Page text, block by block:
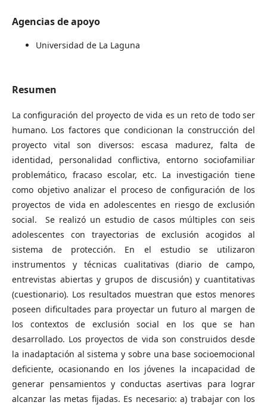
Agencias de apoyo
Universidad de La Laguna
Resumen
La configuración del proyecto de vida es un reto de todo ser
humano. Los factores que condicionan la construcción del
proyecto vital son diversos: escasa madurez, falta de
identidad, personalidad conflictiva, entorno sociofamiliar
problemático, fracaso escolar, etc. La investigación tiene
como objetivo analizar el proceso de configuración de los
proyectos de vida en adolescentes en riesgo de exclusión
social. Se realizó un estudio de casos múltiples con seis
adolescentes con trayectorias de exclusión acogidos al
sistema de protección. En el estudio se utilizaron
instrumentos y técnicas cualitativas (diario de campo,
entrevistas abiertas y grupos de discusión) y cuantitativas
(cuestionario). Los resultados muestran que estos menores
poseen dificultades para proyectar un futuro al margen de
los contextos de exclusión social en los que se han
desarrollado. Los proyectos de vida son construidos desde
la inadaptación al sistema y sobre una base socioemocional
deficiente, ocasionando en los jóvenes la incapacidad de
generar pensamientos y conductas asertivas para lograr
alcanzar las metas fijadas. Es necesario: a) trabajar con los